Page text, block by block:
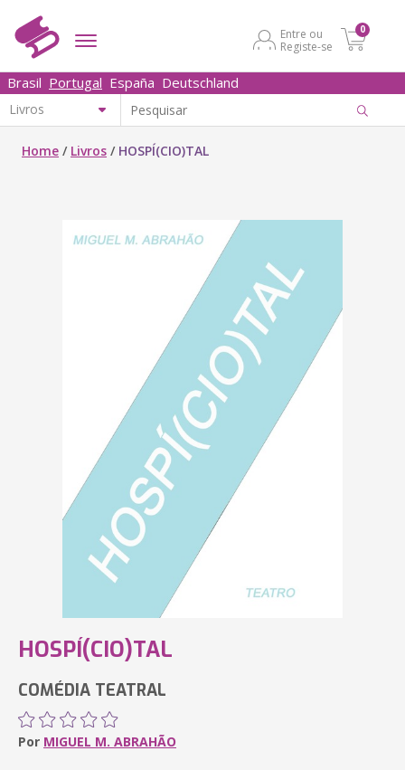
Entre ou
Registe-se
0
Brasil Portugal España Deutschland
Home / Livros / HOSPÍ(CIO)TAL
HOSPÍ(CIO)TAL
COMÉDIA TEATRAL
Por MIGUEL M. ABRAHÃO